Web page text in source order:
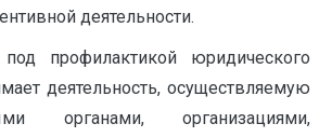
деятельности.
профилактикой юридического
деятельность, осуще­ствляемую
органами, орга­низациями,